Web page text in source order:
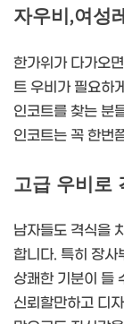
자우비,여성
한가위가 다가오
트 우비가 필요하
인코트를 찾는 분
인코트는 꼭 한번
고급 우비로
남자들도 격식을
합니다. 특히 장사
상쾌한 기분이 들
신뢰할만하고 디